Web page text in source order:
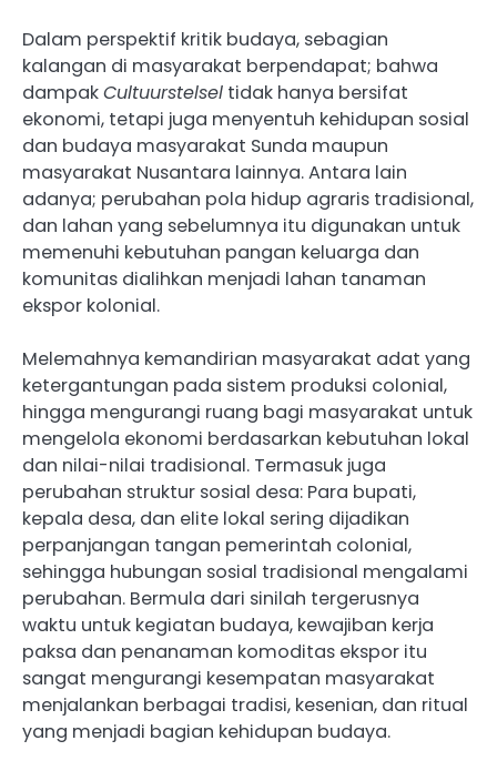
Dalam perspektif kritik budaya, sebagian
kalangan di masyarakat berpendapat; bahwa
dampakCultuurstelsel tidak hanya bersifat
ekonomi, tetapi juga menyentuh kehidupan sosial
dan budaya masyarakat Sunda maupun
masyarakat Nusantara lainnya. Antara lain
adanya; perubahan pola hidup agraris tradisional,
dan lahan yang sebelumnya itu digunakan untuk
memenuhi kebutuhan pangan keluarga dan
komunitas dialihkan menjadi lahan tanaman
ekspor kolonial.
Melemahnya kemandirian masyarakat adat yang
ketergantungan pada sistem produksi colonial,
hingga mengurangi ruang bagi masyarakat untuk
mengelola ekonomi berdasarkan kebutuhan lokal
dan nilai-nilai tradisional. Termasuk juga
perubahan struktur sosial desa: Para bupati,
kepala desa, dan elite lokal sering dijadikan
perpanjangan tangan pemerintah colonial,
sehingga hubungan sosial tradisional mengalami
perubahan. Bermula dari sinilah tergerusnya
waktu untuk kegiatan budaya, kewajiban kerja
paksa dan penanaman komoditas ekspor itu
sangat mengurangi kesempatan masyarakat
menjalankan berbagai tradisi, kesenian, dan ritual
yang menjadi bagian kehidupan budaya.